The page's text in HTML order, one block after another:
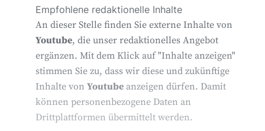
Empfohlene redaktionelle Inhalte
An dieser Stelle finden Sie externe Inhalte von
Youtube, die unser redaktionelles Angebot
ergänzen. Mit dem Klick auf "Inhalte anzeigen"
stimmen Sie zu, dass wir diese und zukünftige
Inhalte von Youtube anzeigen dürfen. Damit
können personenbezogene Daten an
Drittplattformen übermittelt werden.